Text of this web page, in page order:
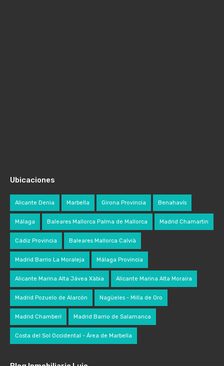
Ubicaciones
Alicante Denia Marbella Girona Provincia Benahavís
Málaga Baleares Mallorca Palma de Mallorca Madrid Chamartin
Cádiz Provincia Baleares Mallorca Calvià
Madrid Barrio La Moraleja Málaga Provincia
Alicante Marina Alta Jávea Xàbia Alicante Marina Alta Moraira
Madrid Pozuelo de Alarcón Nagüeles - Milla de Oro
Madrid Chamberí Madrid Barrio de Salamanca
Costa del Sol Occidental - Área de Marbella